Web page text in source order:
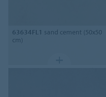
63634FL1 sand cement (50x50
cm)